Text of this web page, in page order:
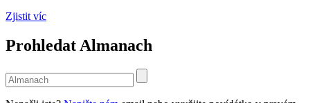
Zjistit víc
Prohledat Almanach
Use
the